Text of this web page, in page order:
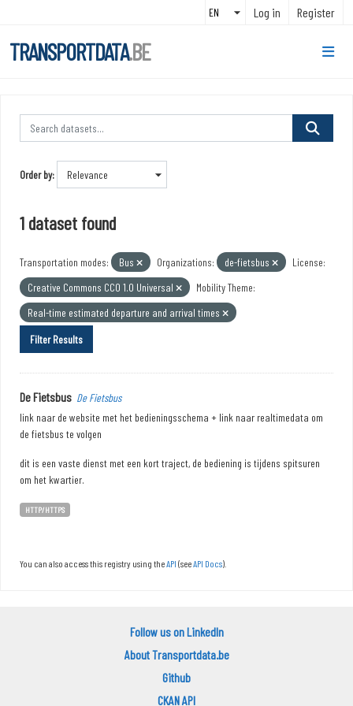
Log in Register
TRANSPORTDATA.BE
Order by
1 dataset found
Transportation modes: Bus Organizations: de-fietsbus
License:
Creative Commons CC0 1.0 Universal
Mobility Theme:
Real-time estimated departure and arrival times
Filter Results
De Fietsbus De Fietsbus
link naar de website met het bedieningsschema + link naar realtimedata om
de fietsbus te volgen
dit is een vaste dienst met een kort traject, de bediening is tijdens spitsuren
om het kwartier.
HTTP/HTTPS
You can also access this registry using theAPI (seeAPI Docs).
Follow us on LinkedIn
About Transportdata.be
Github
CKAN API